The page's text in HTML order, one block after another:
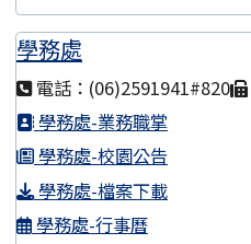
學務處
電話：(06)2591941#820
學務處-業務職掌
學務處-校園公告
學務處-檔案下載
學務處-行事曆